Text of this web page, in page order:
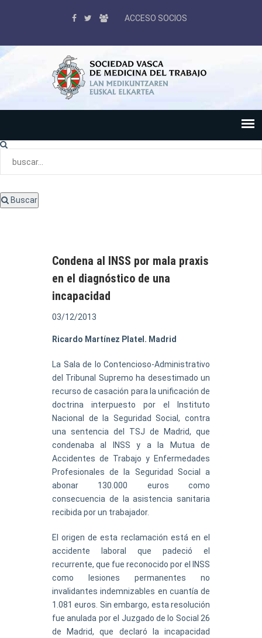
ACCESO SOCIOS
Buscar
Condena al INSS por mala praxis
en el diagnóstico de una
incapacidad
03/12/2013
Ricardo Martínez Platel. Madrid
La Sala de lo Contencioso-Administrativo
del Tribunal Supremo ha desestimado un
recurso de casación para la unificación de
doctrina interpuesto por el Instituto
Nacional de la Seguridad Social, contra
una sentencia del TSJ de Madrid, que
condenaba al INSS y a la Mutua de
Accidentes de Trabajo y Enfermedades
Profesionales de la Seguridad Social a
abonar 130.000 euros como
consecuencia de la asistencia sanitaria
recibida por un trabajador.
El origen de esta reclamación está en el
accidente laboral que padeció el
recurrente, que fue reconocido por el INSS
como lesiones permanentes no
invalidantes indemnizables en cuantía de
1.081 euros. Sin embargo, esta resolución
fue anulada por el Juzgado de lo Social 26
de Madrid, que declaró la incapacidad